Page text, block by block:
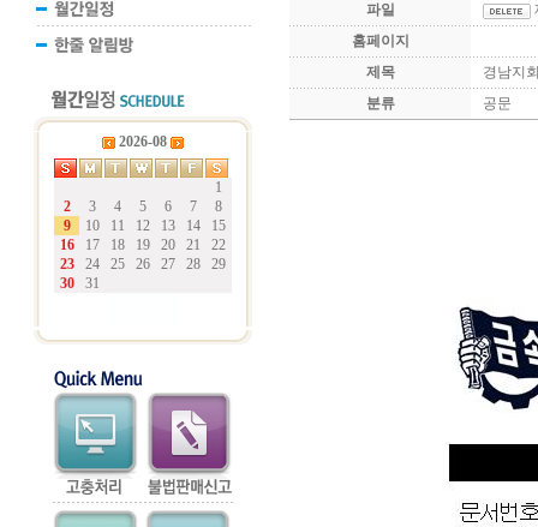
2026-08
1
2
3 4 5 6 7
8
9
10 11 12 13 14
15
16
17 18 19 20 21
22
23
24 25 26 27 28
29
30
31
파일
홈페이지
제목
경남지
분류
공문